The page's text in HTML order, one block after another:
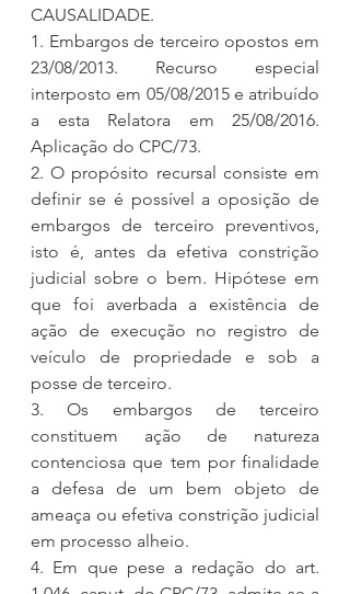
CAUSALIDADE.
1. Embargos de terceiro opostos em
23/08/2013. Recurso especial
interposto em 05/08/2015 e atribuído
a esta Relatora em 25/08/2016.
Aplicação do CPC/73.
2. O propósito recursal consiste em
definir se é possível a oposição de
embargos de terceiro preventivos,
isto é, antes da efetiva constrição
judicial sobre o bem. Hipótese em
que foi averbada a existência de
ação de execução no registro de
veículo de propriedade e sob a
posse de terceiro.
3. Os embargos de terceiro
constituem ação de natureza
contenciosa que tem por finalidade
a defesa de um bem objeto de
ameaça ou efetiva constrição judicial
em processo alheio.
4. Em que pese a redação do art.